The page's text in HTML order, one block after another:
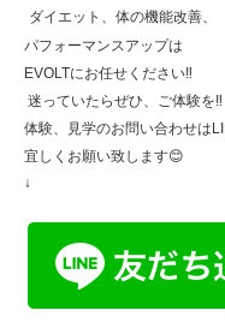
ダイエット、体の機能改善、
パフォーマンスアップは
EVOLTにお任せください‼️
迷っていたらぜひ、ご体験を‼️
体験、見学のお問い合わせは
宜しくお願い致します😊
↓